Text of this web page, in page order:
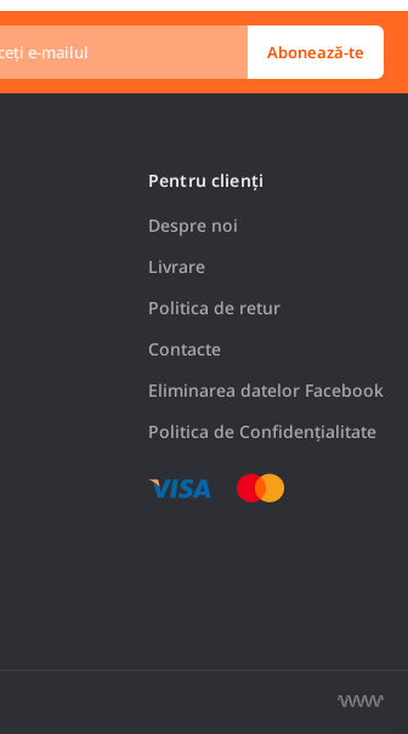
Abonează-te
Pentru clienți
Despre noi
Livrare
Politica de retur
Contacte
Eliminarea datelor Facebook
Politica de Confidențialitate